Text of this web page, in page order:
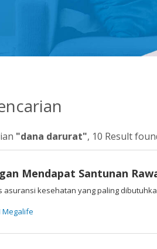
"dana darurat", 10 Result
Mendapat Santunan
asuransi kesehatan yang paling
Megalife